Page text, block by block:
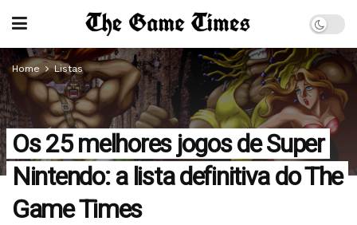
Home Listas
Os 25 melhores jogos de Super
Nintendo: a lista definitiva do The
Game Times